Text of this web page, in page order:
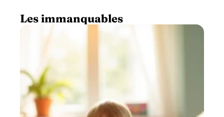
Les immanquables